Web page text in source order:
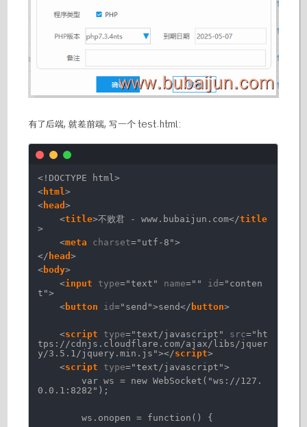
有了后端, 就差前端, 写一个 test.html:
<!DOCTYPE html>
< html>
< head>
<title>不败君 - www.bubaijun.com</title
>
<meta charset="utf-8">
</ head>
<body>
<input type="text" name="" id="conten
t">
<button id="send">send</ button>
<script type="text/javascript" src="ht
tps://cdnjs.cloudflare.com/ajax/libs/jquer
y/3.5.1/jquery.min.js"></script>
<script type="text/javascript">
var ws = new WebSocket("ws://127.
0.0.1:8282");
ws.onopen = function() {